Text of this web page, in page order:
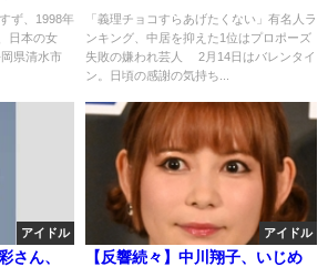
ず、1998年
日本の女
県清水市
抑えた1位は・・・
「義理チョコすらあげたくない」有名人ラ
ンキング、中居を抑えた1位はプロポーズ
失敗の嫌われ芸人 2月14日はバレンタイ
ン。日頃の感謝の気持ち...
アイドル
さん、
アイドル
【反響続々】中川翔子、いじめ